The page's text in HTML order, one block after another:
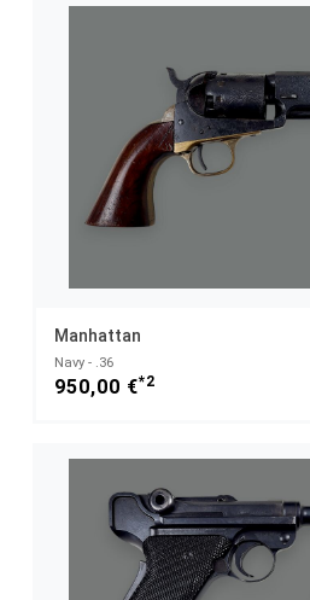
Manhattan
Navy - .36
950,00 €*2